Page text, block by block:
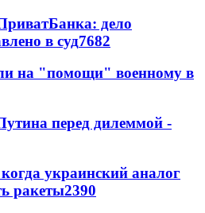
дело
в суд7682
на "помощи" военному в
перед дилеммой -
украинский аналог
ракеты2390